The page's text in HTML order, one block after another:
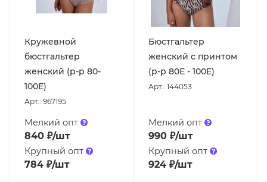
Кружевной
бюстгальтер
женский (р-р 80-
100Е)
Арт.: 967195
Мелкий опт
840 ₽/шт
Крупный опт
784 ₽/шт
Бюстгальтер
женский с принтом
(р-р 80Е - 100Е)
Арт.: 144053
Мелкий опт
990₽/шт
Крупный опт
924₽/шт